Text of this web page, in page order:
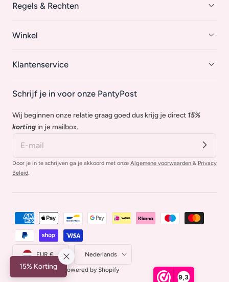
9,3
Regels & Rechten
Winkel
Klantenservice
Schrijf je in voor onze PantyPost
Wij beginnen onze relatie graag goed dus krijg je direct 15%
korting in je mailbox.
Door je in te schrijven ga je akkoord met onze Algemene voorwaarden & Privacy
Beleid
Land/regio
EUR €
Taal
Nederlands
© 2026,Apostina Powered by Shopify
15% Korting